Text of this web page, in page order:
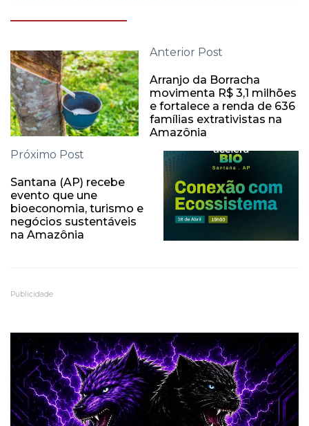
Anterior Post
Arranjo da Borracha
movimenta R$ 3,1 milhões
e fortalece a renda de 636
famílias extrativistas na
Amazônia
Próximo Post
Santana (AP) recebe
evento que une
bioeconomia, turismo e
negócios sustentáveis
na Amazônia
Publicidade